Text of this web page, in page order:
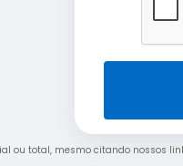
ou total, mesmo citando nossos